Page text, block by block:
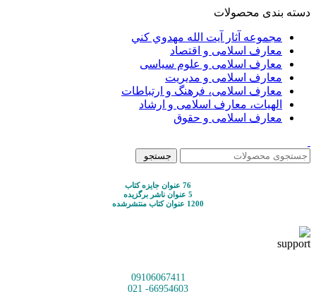
دسته بندی محصولات
مجموعه آثار آيت الله مهدوي كني
معارف اسلامی و اقتصاد
معارف اسلامی و علوم سیاسی
معارف اسلامی و مدیریت
معارف اسلامی، فرهنگ و ارتباطات
الهیات، معارف اسلامی و ارشاد
معارف اسلامی و حقوق
جستجو
76 عنوان جایزه کتاب
5 عنوان ناشر برگزیده
1200 عنوان کتاب منتشرشده
09106067411
66954603- 021